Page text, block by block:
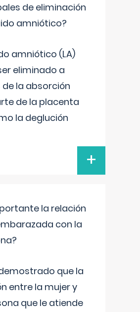
de eliminación
amniótico?
amniótico (LA)
eliminado a
la absorción
de la placenta
la deglución
+
la relación
con la
que la
entre la mujer y
que le atiende